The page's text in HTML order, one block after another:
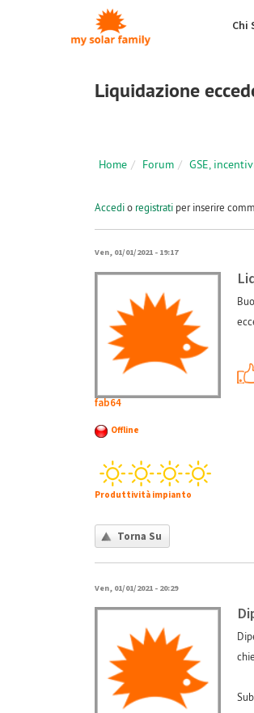
Salta al contenuto principale
Chi
Liquidazione
Home Forum GSE,
Accedio registrati per inserire
Ven, 01/01/2021 - 19:17
fab64
Offline
Produttività impianto
Torna Su
Ven, 01/01/2021 - 20:29